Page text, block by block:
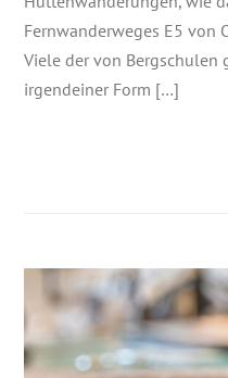
Fernwanderweges E5 von
Viele der von Bergschulen
irgendeiner Form […]